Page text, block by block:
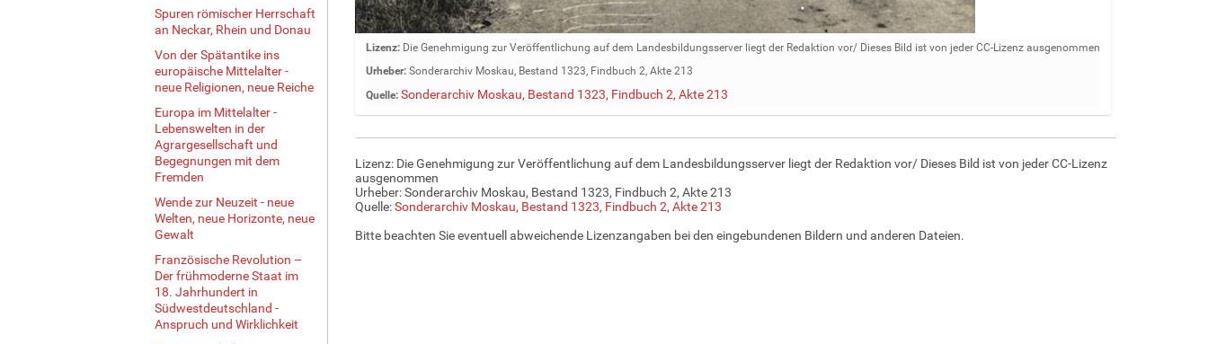
Spuren römischer Herrschaft
an Neckar, Rhein und Donau
Von der Spätantike ins
europäische Mittelalter -
neue Religionen, neue Reiche
Europa im Mittelalter -
Lebenswelten in der
Agrargesellschaft und
Begegnungen mit dem
Fremden
Wende zur Neuzeit - neue
Welten, neue Horizonte, neue
Gewalt
Französische Revolution –
Der frühmoderne Staat im
18. Jahrhundert in
Südwestdeutschland -
Anspruch und Wirklichkeit
Z
e
g
e
B
l
d
i
v
Lizenz:Die Genehmigung zur Veröffentlichung auf dem Landesbildungsserver liegt der Redaktion vor/ Dieses Bild ist von jeder CC-Lizenz ausgenommen
Urheber:Sonderarchiv Moskau, Bestand 1323, Findbuch 2, Akte 213
Quelle: Sonderarchiv Moskau, Bestand 1323, Findbuch 2, Akte 213
Lizenz: Die Genehmigung zur Veröffentlichung auf dem Landesbildungsserver liegt der Redaktion vor/ Dieses Bild ist von jeder CC-Lizenz
ausgenommen
Urheber: Sonderarchiv Moskau, Bestand 1323, Findbuch 2, Akte 213
Quelle:Sonderarchiv Moskau, Bestand 1323, Findbuch 2, Akte 213
Bitte beachten Sie eventuell abweichende Lizenzangaben bei den eingebundenen Bildern und anderen Dateien.